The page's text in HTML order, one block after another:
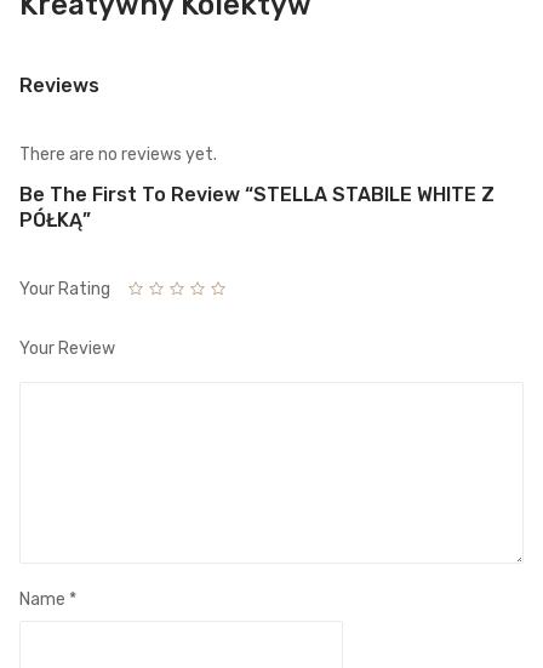
Reviews
There are no reviews yet.
Be The First To Review “STELLA STABILE WHITE Z
PÓŁKĄ”
Your Rating
Your Review
Name *